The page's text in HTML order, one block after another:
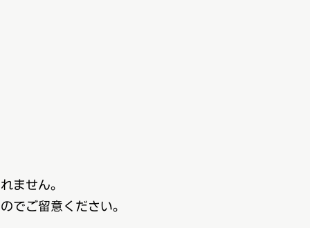
ません。
でご留意ください。